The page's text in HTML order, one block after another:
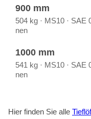
900 mm
504 kg · MS10 · SAE
nen
1000 mm
541 kg · MS10 · SAE
nen
Hier fin­den Sie alle